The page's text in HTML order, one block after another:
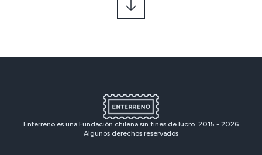
Enterreno es una Fundación chilena sin fines de lucro. 2015 - 2026
Algunos derechos reservados